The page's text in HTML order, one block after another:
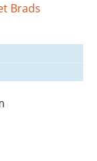
Brads